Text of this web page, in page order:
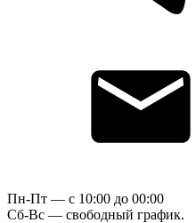
Пн-Пт — c 10:00 до 00:00
Сб-Вс — свободный график.